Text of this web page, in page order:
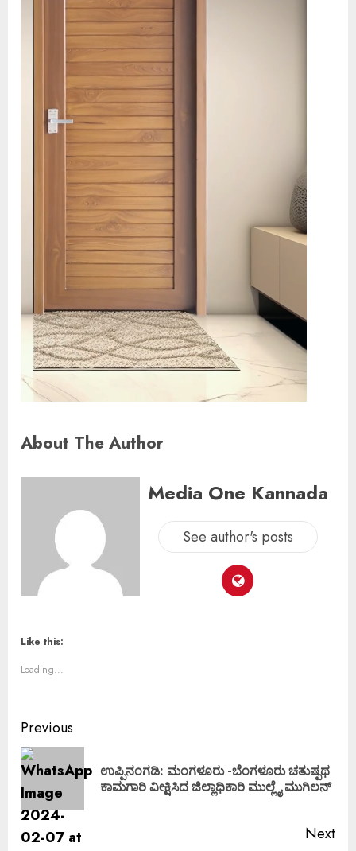
About The Author
Media One Kannada
See author's posts
Like this:
Loading...
Previous
ಉಪ್ಪಿನಂಗಡಿ: ಮಂಗಳೂರು -ಬೆಂಗಳೂರು ಚತುಷ್ಪಥ
ಕಾಮಗಾರಿ ವೀಕ್ಷಿಸಿದ ಜಿಲ್ಲಾಧಿಕಾರಿ ಮುಲ್ಲೈ ಮುಗಿಲನ್
Next